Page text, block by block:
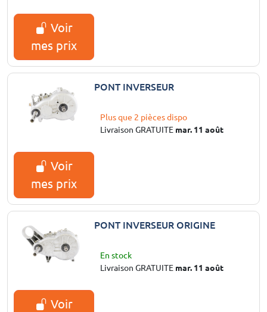
Voir
mes prix
PONT INVERSEUR
Plus que 2 pièces dispo
Livraison GRATUITE mar. 11 août
Voir
mes prix
PONT INVERSEUR ORIGINE
En stock
Livraison GRATUITE mar. 11 août
Voir